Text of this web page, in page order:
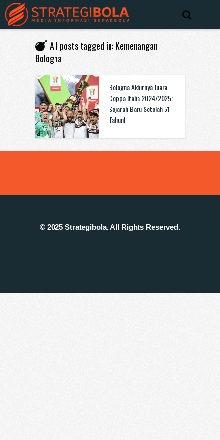
All posts tagged in: Kemenangan
Bologna
Bologna Akhirnya Juara
Coppa Italia 2024/2025:
Sejarah Baru Setelah 51
Tahun!
© 2025 Strategibola. All Rights Reserved.